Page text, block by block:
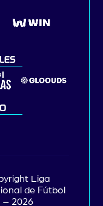
Liga
de Fútbol
– 2026